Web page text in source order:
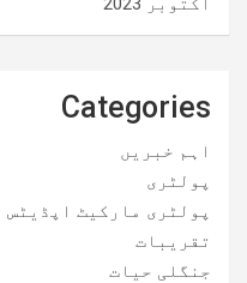
Categories
اہم خبریں
پولٹری
پولٹری مارکیٹ اپڈیٹس
تقریبات
جنگلی حیات